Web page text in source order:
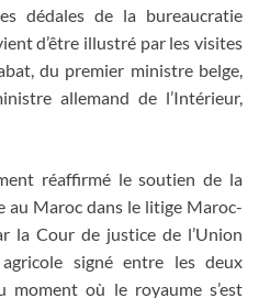
dédales de la bureaucratie
d’être illustré par les visites
du premier ministre belge,
allemand de l’Intérieur,
réaffirmé le soutien de la
au Maroc dans le litige Maroc-
la Cour de justice de l’Union
agricole signé entre les deux
moment où le royaume s’est